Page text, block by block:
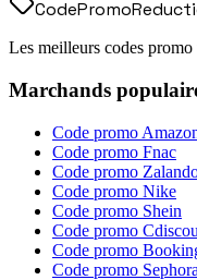
CodePromo
Les meilleurs codes
Marchands
Code promo
Code promo Fnac
Code promo
Code promo Nike
Code promo Shein
Code promo
Code promo
Code promo Sephora